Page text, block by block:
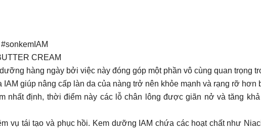
CREAM
hàng ngày bởi việc này đóng góp một phần vô cùng quan trọng
giúp nâng cấp làn da của nàng trở nên khỏe mạnh và rạng rỡ hơn
nhất định, thời điểm này các lỗ chân lông được giãn nở và tăng
vụ tái tạo và phục hồi. Kem dưỡng IAM chứa các hoạt chất như